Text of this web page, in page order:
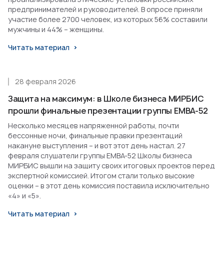
предпринимателей и руководителей. В опросе приняли
участие более 2700 человек, из которых 56% составили
мужчины и 44% – женщины.
Читать материал
Защита на максимум: в Школе бизнеса МИРБИС
прошли финальные презентации группы EMBA-52
28 февраля 2026
Несколько месяцев напряженной работы, почти
бессонные ночи, финальные правки презентаций
накануне выступления – и вот этот день настал. 27
февраля слушатели группы EMBA-52 Школы бизнеса
МИРБИС вышли на защиту своих итоговых проектов перед
экспертной комиссией. Итогом стали только высокие
оценки – в этот день комиссия поставила исключительно
«4» и «5».
Читать материал